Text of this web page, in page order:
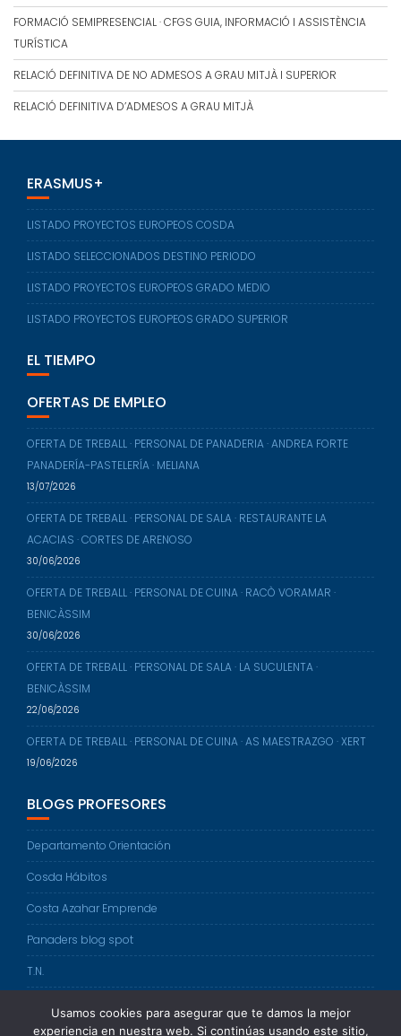
FORMACIÓ SEMIPRESENCIAL · CFGS GUIA, INFORMACIÓ I ASSISTÈNCIA
TURÍSTICA
RELACIÓ DEFINITIVA DE NO ADMESOS A GRAU MITJÀ I SUPERIOR
RELACIÓ DEFINITIVA D’ADMESOS A GRAU MITJÀ
ERASMUS+
LISTADO PROYECTOS EUROPEOS COSDA
LISTADO SELECCIONADOS DESTINO PERIODO
LISTADO PROYECTOS EUROPEOS GRADO MEDIO
LISTADO PROYECTOS EUROPEOS GRADO SUPERIOR
EL TIEMPO
OFERTAS DE EMPLEO
OFERTA DE TREBALL · PERSONAL DE PANADERIA · ANDREA FORTE
PANADERÍA-PASTELERÍA · MELIANA
13/07/2026
OFERTA DE TREBALL · PERSONAL DE SALA · RESTAURANTE LA
ACACIAS · CORTES DE ARENOSO
30/06/2026
OFERTA DE TREBALL · PERSONAL DE CUINA · RACÒ VORAMAR ·
BENICÀSSIM
30/06/2026
OFERTA DE TREBALL · PERSONAL DE SALA · LA SUCULENTA ·
BENICÀSSIM
22/06/2026
OFERTA DE TREBALL · PERSONAL DE CUINA · AS MAESTRAZGO · XERT
19/06/2026
BLOGS PROFESORES
Departamento Orientación
Cosda Hábitos
Costa Azahar Emprende
Panaders blog spot
T.N.
Usamos cookies para asegurar que te damos la mejor
experiencia en nuestra web. Si continúas usando este sitio,